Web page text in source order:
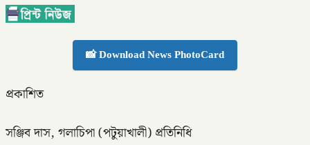
📸 Download News PhotoCard
প্রকাশিত
সঞ্জিব দাস, গলাচিপা (পটুয়াখালী) প্রতিনিধি